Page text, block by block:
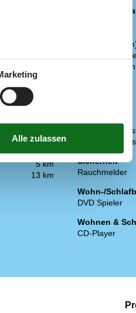
58 km
7 km
13 km
5 km
13 km
Herd
Kühlschrank
Bettwäsche
Handtücher
Sicherheit
Rauchmelder
Wohn-/
DVD Spieler
Wohnen &
CD-Player